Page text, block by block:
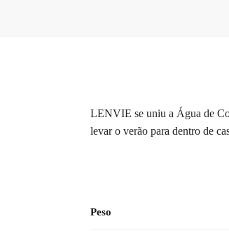
LENVIE se uniu a Água de
levar o verão para dentro de
Peso